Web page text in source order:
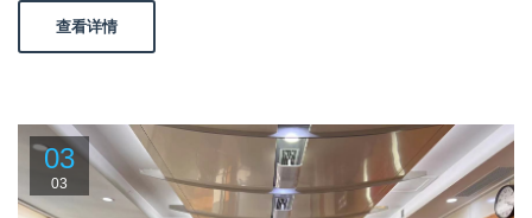
查看详情
03
03